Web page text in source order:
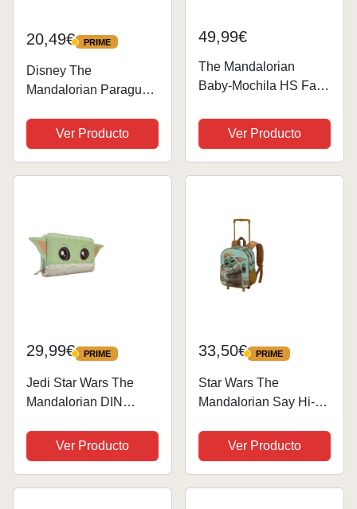
20,49€ PRIME
PRIME
Disney The
Mandalorian Paraguas
Paraguas de Bolsillo
Adulto Chico
Adolescente Niños
Ver Producto
49,99€
The Mandalorian
Baby-Mochila HS Fan
cm, Capacidad 22 L
Ver Producto
29,99€ PRIME
PRIME
Jedi Star Wars The
Mandalorian DIN
Cartera Clutch Bolsillo
para Monedas &
Tarjetero, Verde
Ver Producto
33,50€ PRIME
PRIME
Star Wars The
Mandalorian Say Hi-
Ruedas Pequeña,
Verde, 26 x 34 cm,
Capacidad 12.5 L
Ver Producto